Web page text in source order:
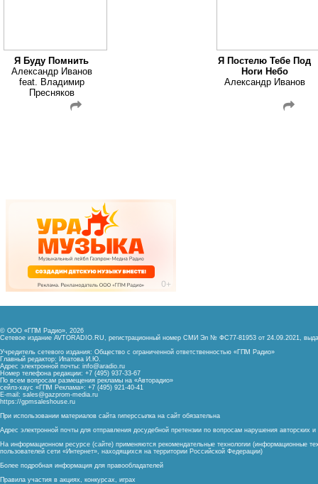
Я Буду Помнить
Александр Иванов
feat. Владимир
Пресняков
Я Постелю Тебе Под
Ноги Небо
Александр Иванов
© ООО «ГПМ Радио», 2026
Сетевое издание AVTORADIO.RU, регистрационный номер СМИ Эл № ФС77-81953 от 24.09.2021,
Учредитель сетевого издания: Общество с ограниченной ответственностью «ГПМ Радио»
Главный редактор: Ипатова И.Ю.
Адрес электронной почты: info@aradio.ru
Номер телефона редакции: +7 (495) 937-33-67
По всем вопросам размещения рекламы на «Авторадио»
сейлз-хаус «ГПМ Реклама»: +7 (495) 921-40-41
E-mail: sales@gazprom-media.ru
https://gpmsaleshouse.ru
При использовании материалов сайта гиперссылка на сайт обязательна
Адрес электронной почты для отправления досудебной претензии по вопросам нарушения авторских
На информационном ресурсе (сайте) применяются рекомендательные технологии (информационные
пользователей сети «Интернет», находящихся на территории Российской Федерации)
Более подробная информация для правообладателей
Правила участия в акциях, конкурсах, играх